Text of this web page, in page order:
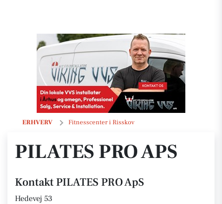
ERHVERV Fitnesscenter i Risskov
PILATES PRO ApS
PILATES PRO APS
Kontakt PILATES PRO ApS
Hedevej 53